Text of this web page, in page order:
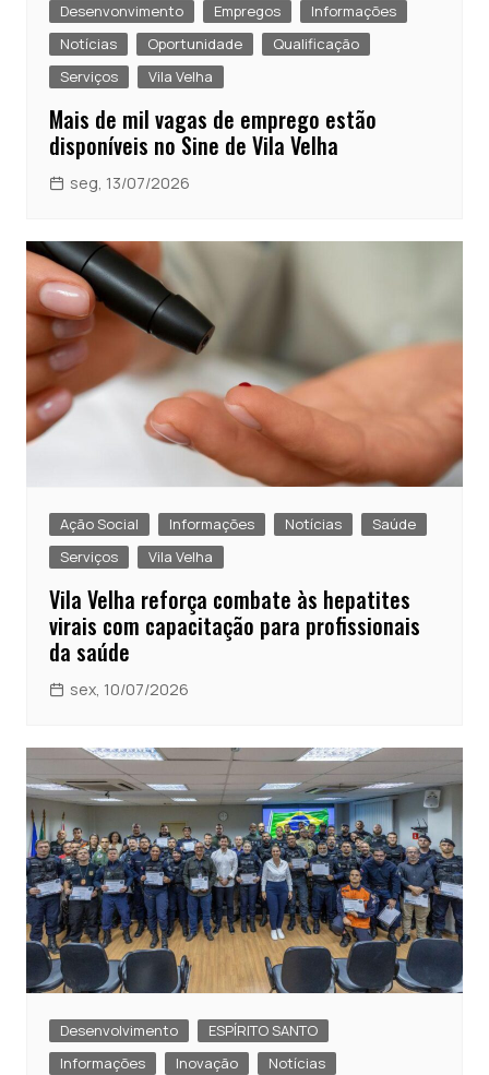
Desenvonvimento
Empregos
Informações
Notícias
Oportunidade
Qualificação
Serviços
Vila Velha
Mais de mil vagas de emprego estão
disponíveis no Sine de Vila Velha
seg, 13/07/2026
Ação Social Informações Notícias
Saúde
Serviços
Vila Velha
Vila Velha reforça combate às hepatites
virais com capacitação para profissionais
da saúde
sex, 10/07/2026
Desenvolvimento
ESPÍRITO SANTO
Informações
Inovação
Notícias